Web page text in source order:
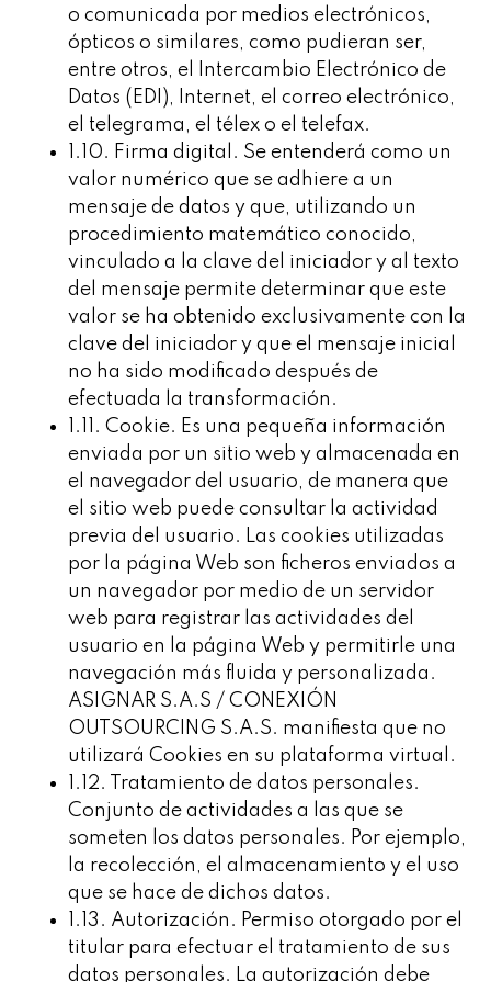
o comunicada por medios electrónicos,
ópticos o similares, como pudieran ser,
entre otros, el Intercambio Electrónico de
Datos (EDI), Internet, el correo electrónico,
el telegrama, el télex o el telefax.
1.10. Firma digital. Se entenderá como un
valor numérico que se adhiere a un
mensaje de datos y que, utilizando un
procedimiento matemático conocido,
vinculado a la clave del iniciador y al texto
del mensaje permite determinar que este
valor se ha obtenido exclusivamente con la
clave del iniciador y que el mensaje inicial
no ha sido modificado después de
efectuada la transformación.
1.11. Cookie. Es una pequeña información
enviada por un sitio web y almacenada en
el navegador del usuario, de manera que
el sitio web puede consultar la actividad
previa del usuario. Las cookies utilizadas
por la página Web son ficheros enviados a
un navegador por medio de un servidor
web para registrar las actividades del
usuario en la página Web y permitirle una
navegación más fluida y personalizada.
ASIGNAR S.A.S / CONEXIÓN
OUTSOURCING S.A.S. manifiesta que no
utilizará Cookies en su plataforma virtual.
1.12. Tratamiento de datos personales.
Conjunto de actividades a las que se
someten los datos personales. Por ejemplo,
la recolección, el almacenamiento y el uso
que se hace de dichos datos.
1.13. Autorización. Permiso otorgado por el
titular para efectuar el tratamiento de sus
datos personales. La autorización debe